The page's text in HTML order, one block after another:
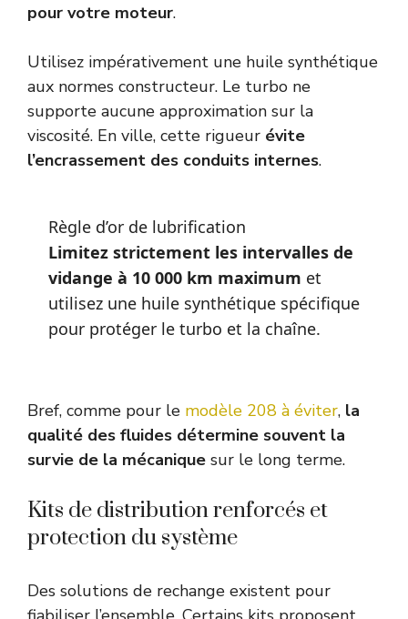
pour votre moteur.
Utilisez impérativement une huile synthétique
aux normes constructeur. Le turbo ne
supporte aucune approximation sur la
viscosité. En ville, cette rigueur évite
l’encrassement des conduits internes.
Règle d’or de lubrification
Limitez strictement les intervalles de
vidange à 10 000 km maximum et
utilisez une huile synthétique spécifique
pour protéger le turbo et la chaîne.
Bref, comme pour le modèle 208 à éviter, la
qualité des fluides détermine souvent la
survie de la mécanique sur le long terme.
Kits de distribution renforcés et
protection du système
Des solutions de rechange existent pour